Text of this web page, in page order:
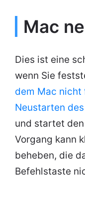
Mac
Dies ist eine
wenn Sie
dem Mac
Neustarten
und startet
Vorgang kann
beheben, die
Befehlstaste